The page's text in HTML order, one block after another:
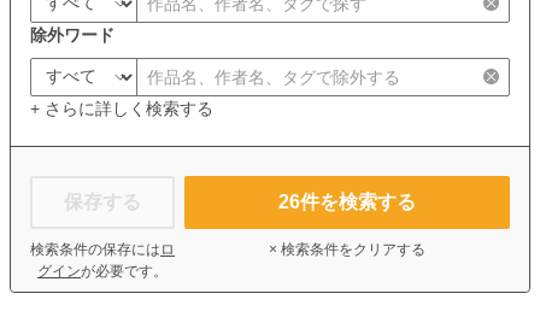
除外ワード
+ さらに詳しく検索する
保存する
検索条件の保存には ロ
グインが必要です。
26件を検索する
× 検索条件をクリアする